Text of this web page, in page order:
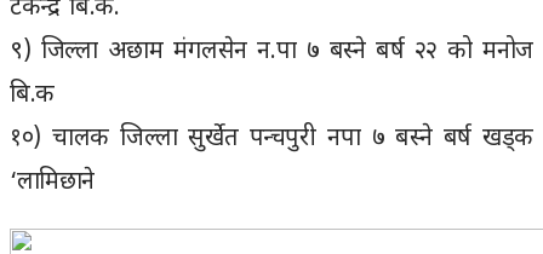
टेकेन्द्र बि.क.
९) जिल्ला अछाम मंगलसेन न.पा ७ बस्ने बर्ष २२ को मनोज
बि.क
१०) चालक जिल्ला सुर्खेत पन्चपुरी नपा ७ बस्ने बर्ष खड्क
‘लामिछाने